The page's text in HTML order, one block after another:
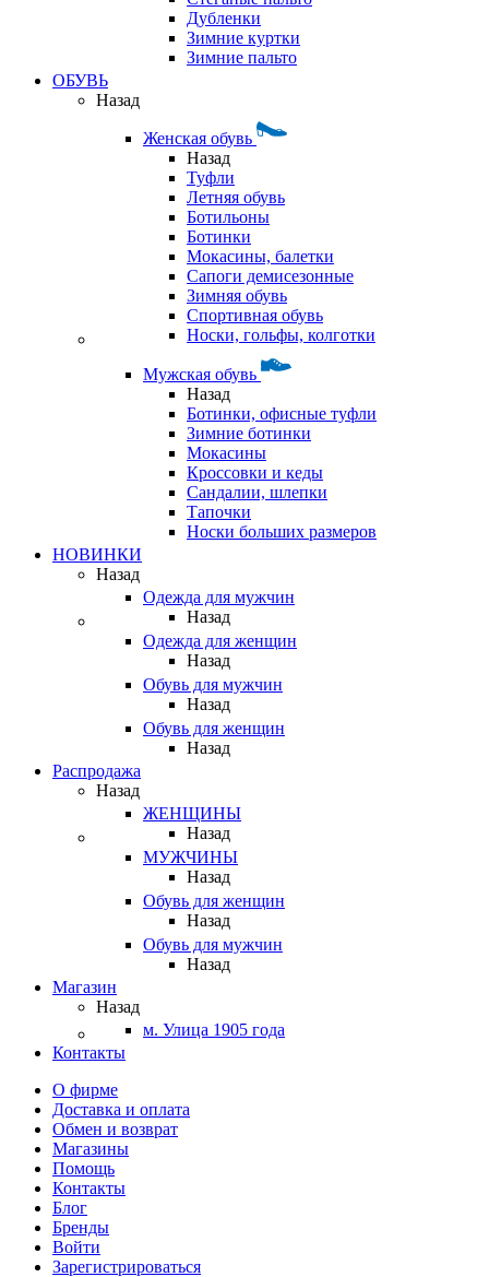
Дубленки
Зимние куртки
Зимние пальто
ОБУВЬ
Назад
Женская обувь
Назад
Туфли
Летняя обувь
Ботильоны
Ботинки
Мокасины, балетки
Сапоги демисезонные
Зимняя обувь
Спортивная обувь
Носки, гольфы, колготки
Мужская обувь
Назад
Ботинки, офисные туфли
Зимние ботинки
Мокасины
Кроссовки и кеды
Сандалии, шлепки
Тапочки
Носки больших размеров
НОВИНКИ
Назад
Одежда для мужчин
Назад
Одежда для женщин
Назад
Обувь для мужчин
Назад
Обувь для женщин
Назад
Распродажа
Назад
ЖЕНЩИНЫ
Назад
МУЖЧИНЫ
Назад
Обувь для женщин
Назад
Обувь для мужчин
Назад
Магазин
Назад
м. Улица 1905 года
Контакты
О фирме
Доставка и оплата
Обмен и возврат
Магазины
Помощь
Контакты
Блог
Бренды
Войти
Зарегистрироваться